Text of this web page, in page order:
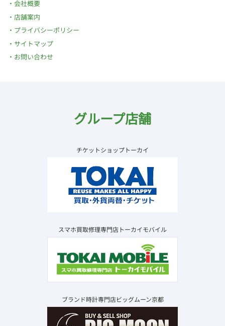
会社概要
店舗案内
プライバシーポリシー
サイトマップ
お問い合わせ
グループ店舗
チケットショップトーカイ
スマホ買取修理専門店トーカイモバイル
ブランド時計専門店ビッグムーン京都